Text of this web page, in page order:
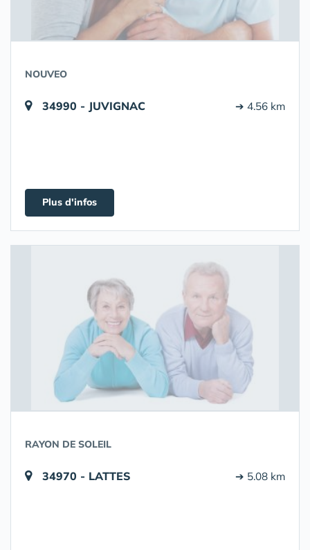
NOUVEO
34990 - JUVIGNAC ➔ 4.56 km
Plus d'infos
RAYON DE SOLEIL
34970 - LATTES ➔ 5.08 km